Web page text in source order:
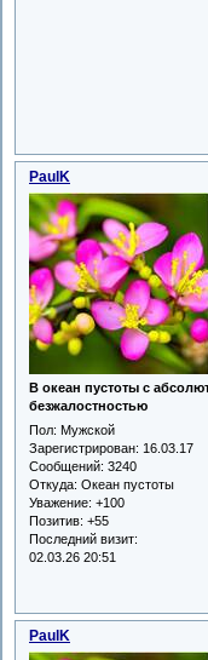
PaulK
В океан пустоты с
безжалостностью
Пол: Мужской
Зарегистрирован: 16.03.17
Сообщений: 3240
Откуда: Океан пустоты
Уважение: +100
Позитив: +55
Последний визит:
02.03.26 20:51
PaulK